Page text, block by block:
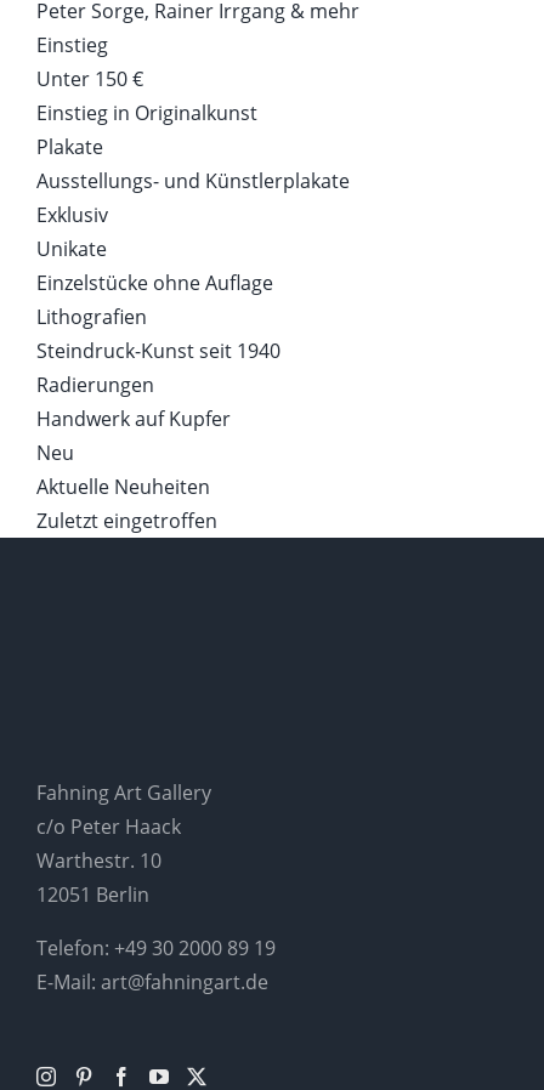
Peter Sorge, Rainer Irrgang & mehr
Einstieg
Unter 150 €
Einstieg in Originalkunst
Plakate
Ausstellungs- und Künstlerplakate
Exklusiv
Unikate
Einzelstücke ohne Auflage
Lithografien
Steindruck-Kunst seit 1940
Radierungen
Handwerk auf Kupfer
Neu
Aktuelle Neuheiten
Zuletzt eingetroffen
Fahning Art Gallery
c/o Peter Haack
Warthestr. 10
12051 Berlin
Telefon: +49 30 2000 89 19
E-Mail: art@fahningart.de